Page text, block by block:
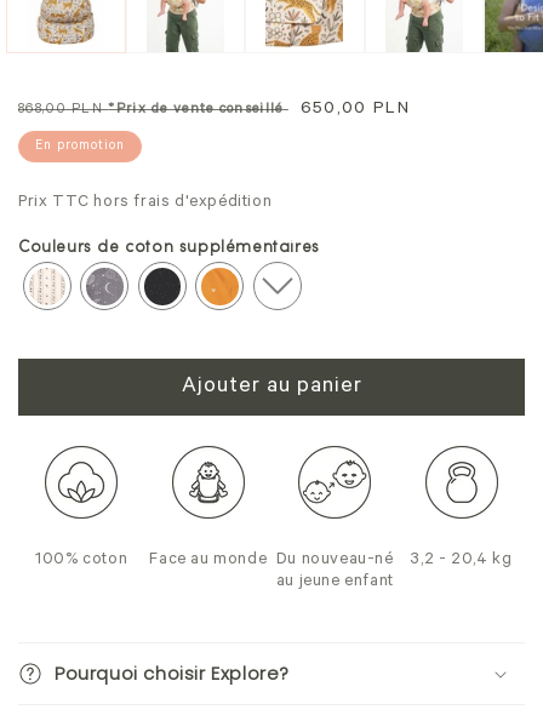
fenêtre
modale
Prix
normal
868,00 PLN*Prix de vente conseillé
Prix
650,00 PLN
En promotion
Prix TTC hors frais d'expédition
Couleurs de coton supplémentaires
Ajouter au panier
100% coton Face au monde Du nouveau-né
au jeune enfant
3,2 - 20,4 kg
Pourquoi choisir Explore?